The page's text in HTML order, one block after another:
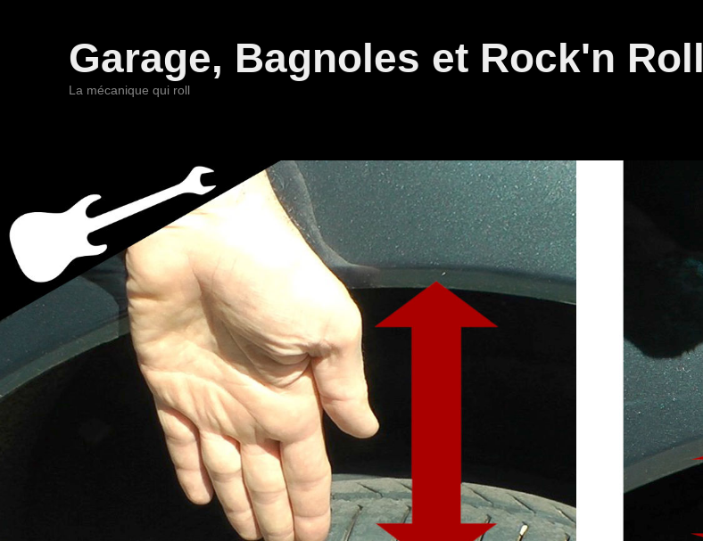
Garage, Bagnoles et Rock'n Roll
La mécanique qui roll